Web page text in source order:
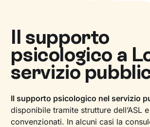
Il supporto
psicologico a
servizio
Il supporto psicologico nel servizio
disponibile tramite strutture dell’ASL
convenzionati. In alcuni casi la